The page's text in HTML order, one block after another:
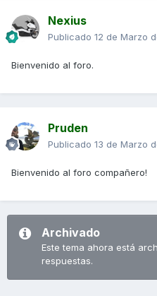
Nexius
Publicado 12 de Marzo
Bienvenido al foro.
Pruden
Publicado 13 de Marzo
Bienvenido al foro compañero!
Archivado
Este tema ahora está
respuestas.